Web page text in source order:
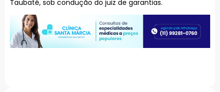
Taubaté, sob condução do juiz de garantias.